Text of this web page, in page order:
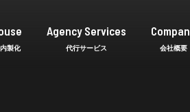
Agency Services